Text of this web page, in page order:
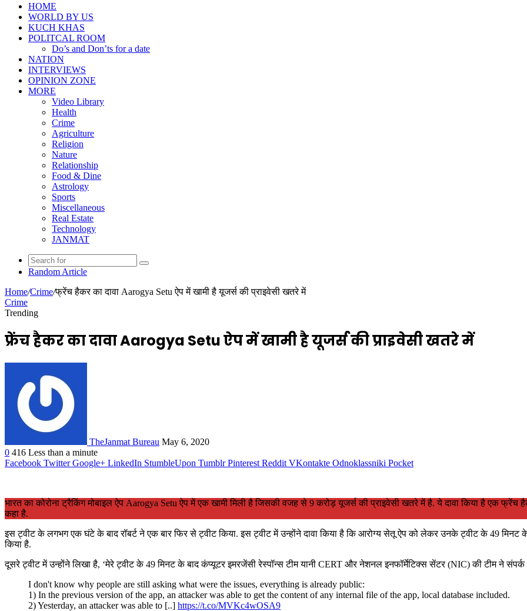
HOME
WORLD BY US
KUCH KHAS
POLITCAL ROOM
Do’s and Don’ts for a date
NATION
INTERVIEWS
OPINION ZONE
MORE
Video Library
Health
Crime
Agriculture
Religion
Nature
Relationship
Food & Dine
Astrology
Sports
Miscellaneous
Real Estate
Technology
JANMAT
Random Article
Home/Crime/फ्रेंच हैकर का दावा Aarogya Setu ऐप में खामी है यूजर्स की प्राइवेसी खतरे में
Crime
Trending
फ्रेंच हैकर का दावा Aarogya Setu ऐप में खामी है यूजर्स की प्राइवेसी खतरे में
TheJanmat Bureau May 6, 2020
0 416 Less than a minute
Facebook Twitter Google+ LinkedIn StumbleUpon Tumblr Pinterest Reddit VKontakte Odnoklassniki Pocket
भारत का कोरोना ट्रैकिंग मोबाइल ऐप Aarogya Setu ऐप में एक खामी मिली है जिसकी वजह से 9 करोड़ यूजर्स की प्राइवेसी खतरे में है. ये दावा किया है एक फ्रेंच
कहा है.
इस ट्वीट के लगभग एक घंटे के बाद रॉबर्ट ने एक बार फिर से ट्वीट किया. इस ट्वीट में उन्होंने दावा किया है कि आरोग्य सेतू ऐप को लेकर उनके ट्वीट के 49
किया है.
दूसरे ट्वीट में उन्होंने लिखा है, ‘मेरे ट्वीट के 49 मिनट के बाद कंप्यूटर इमरजेंसी रेस्पॉन्स टीम यानी CERT और नेशनल इनफॉर्मेटिक्स सेंटर (NIC) की टीम ने
I don't know why people are still asking what were the issues, everything is already public:
1) In the previous version of the app, an attacker was able to get the content of any internal file of the app, local database included.
2) Yesterday, an attacker was able to [..] https://t.co/MVKc4wOSA9